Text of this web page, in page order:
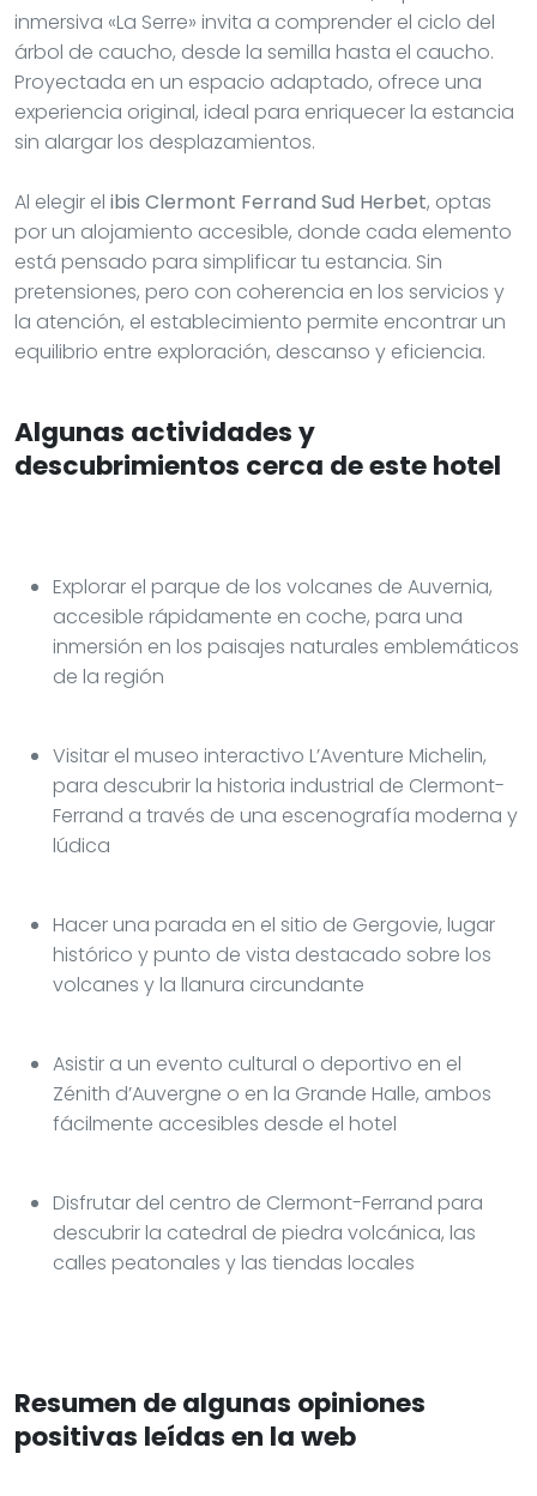
inmersiva «La Serre» invita a comprender el ciclo del
árbol de caucho, desde la semilla hasta el caucho.
Proyectada en un espacio adaptado, ofrece una
experiencia original, ideal para enriquecer la estancia
sin alargar los desplazamientos.
Al elegir el ibis Clermont Ferrand Sud Herbet, optas
por un alojamiento accesible, donde cada elemento
está pensado para simplificar tu estancia. Sin
pretensiones, pero con coherencia en los servicios y
la atención, el establecimiento permite encontrar un
equilibrio entre exploración, descanso y eficiencia.
Algunas actividades y
descubrimientos cerca de este hotel
Explorar el parque de los volcanes de Auvernia,
accesible rápidamente en coche, para una
inmersión en los paisajes naturales emblemáticos
de la región
Visitar el museo interactivo L’Aventure Michelin,
para descubrir la historia industrial de Clermont-
Ferrand a través de una escenografía moderna y
lúdica
Hacer una parada en el sitio de Gergovie, lugar
histórico y punto de vista destacado sobre los
volcanes y la llanura circundante
Asistir a un evento cultural o deportivo en el
Zénith d’Auvergne o en la Grande Halle, ambos
fácilmente accesibles desde el hotel
Disfrutar del centro de Clermont-Ferrand para
descubrir la catedral de piedra volcánica, las
calles peatonales y las tiendas locales
Resumen de algunas opiniones
positivas leídas en la web